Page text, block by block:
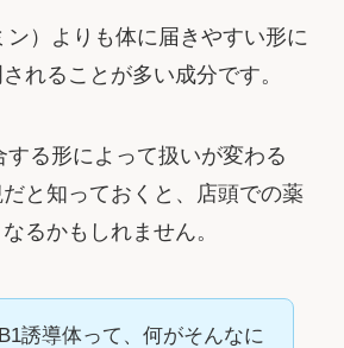
）よりも体に届きやすい形に
れることが多い成分です。
する形によって扱いが変わる
と知っておくと、店頭での薬
るかもしれません。
誘導体って、何がそんなに